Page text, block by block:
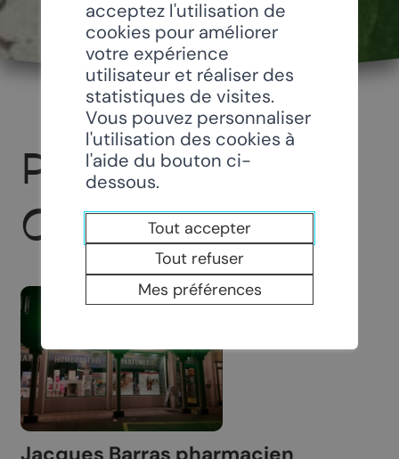
PHARMACIE DE
CHAMOSON
acceptez l'utilisation de
cookies pour améliorer
votre expérience
utilisateur et réaliser des
statistiques de visites.
Vous pouvez personnaliser
l'utilisation des cookies à
l'aide du bouton ci-
dessous.
Tout accepter
Tout refuser
Mes préférences